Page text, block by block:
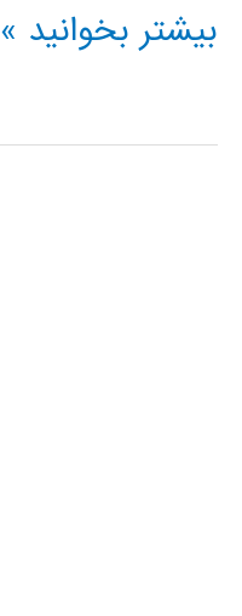
دانلود
lonely
بیشتر بخوانید »